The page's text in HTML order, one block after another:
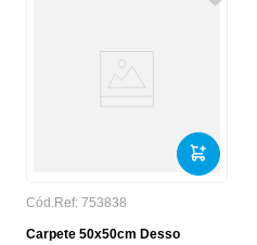
Cód.Ref: 753838
Carpete 50x50cm Desso